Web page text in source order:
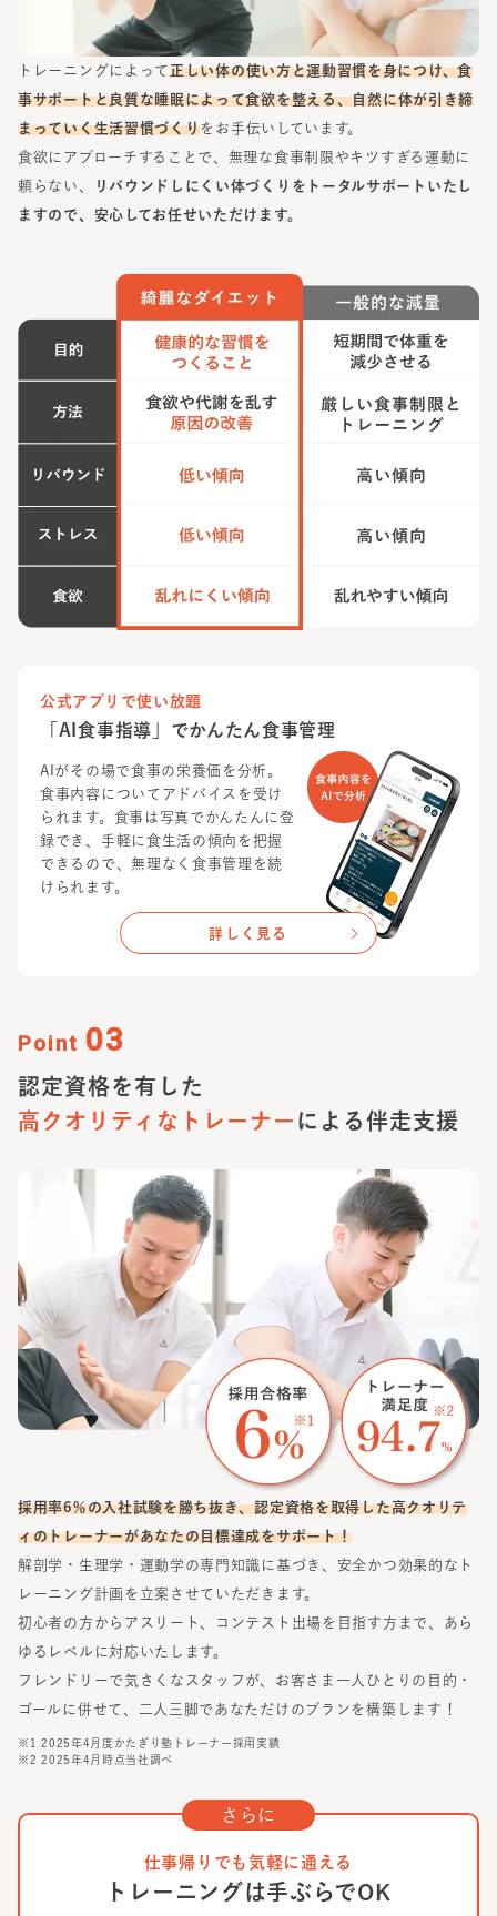
トレーニングによって正しい体の使い方と運動習慣を身につけ、食
事サポートと良質な睡眠によって食欲を整える、自然に体が引き締
まっていく生活習慣づくりをお手伝いしています。
食欲にアプローチすることで、無理な食事制限やキツすぎる運動に
頼らない、
リバウンドしにくい体づくりをトータルサポートいたし
ますので、安心してお任せいただけます。
公式アプリで使い放題
「AI食事指導」でかんたん食事管理
AIがその場で食事の栄養価を分析。
食事内容についてアドバイスを受け
られます。食事は写真でかんたんに登
録でき、手軽に食生活の傾向を把握
できるので、無理なく食事管理を続
けられます。
詳しく見る
Point 03
認定資格を有した
高クオリティな トレーナー による伴走支援
採用率6％の入社試験を勝ち抜き、認定資格を取得した高クオリテ
ィのトレーナーがあなたの目標達成をサポート！
解剖学・生理学・運動学の専門知識に基づき、安全かつ効果的なト
レーニング計画を立案させていただきます。
初心者の方からアスリート、コンテスト出場を目指す方まで、あら
ゆるレベルに対応いたします。
フレンドリーで気さくなスタッフが、お客さま一人ひとりの目的・
ゴールに併せて、二人三脚であなただけのプランを構築します！
※1 2025年4月度かたぎり塾トレーナー採用実績
※2 2025年4月時点当社調べ
さらに
仕事帰りでも気軽に通える
トレーニングは手ぶらでOK